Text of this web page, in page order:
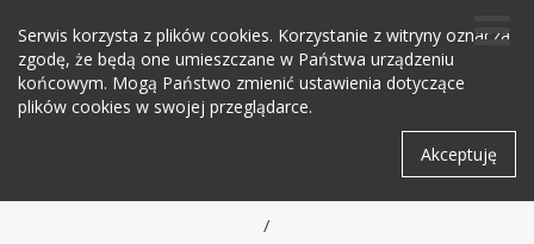
Serwis korzysta z plików cookies. Korzystanie z witryny oznacza
zgodę, że będą one umieszczane w Państwa urządzeniu
końcowym. Mogą Państwo zmienić ustawienia dotyczące
plików cookies w swojej przeglądarce.
Akceptuję
/